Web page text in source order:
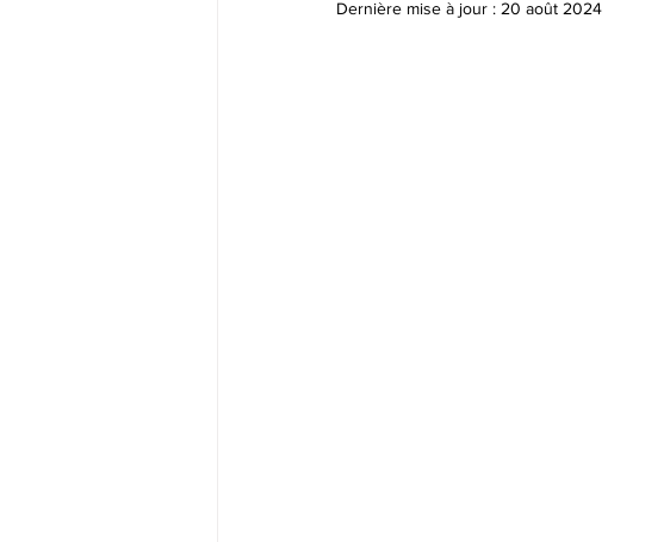
Dernière mise à jour : 20 août 2024